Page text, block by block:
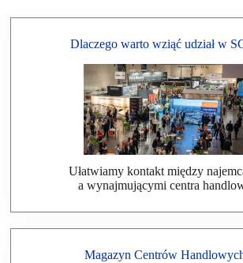
Dlaczego warto wziąć udział w
Ułatwiamy kontakt między
a wynajmującymi centra
Magazyn Centrów